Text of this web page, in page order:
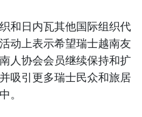
和日内瓦其他国际组织代
动上表示希望瑞士越南友
人协会会员继续保持和扩
吸引更多瑞士民众和旅居
。